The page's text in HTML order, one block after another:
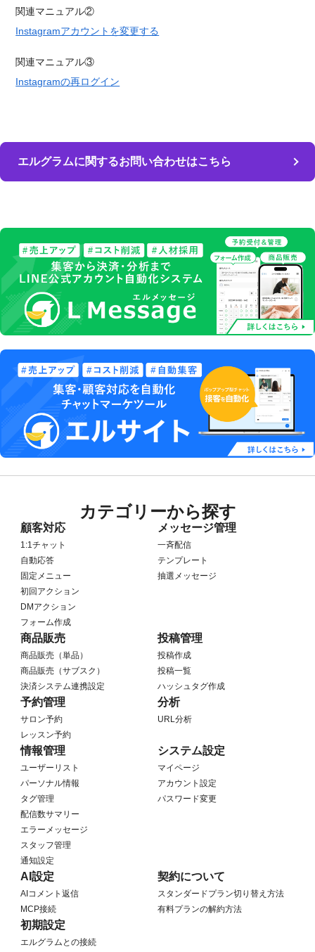
関連マニュアル②
Instagramアカウントを変更する
関連マニュアル③
Instagramの再ログイン
エルグラムに関するお問い合わせはこちら
カテゴリーから探す
顧客対応
1:1チャット
自動応答
固定メニュー
初回アクション
DMアクション
フォーム作成
メッセージ管理
一斉配信
テンプレート
抽選メッセージ
商品販売
商品販売（単品）
商品販売（サブスク）
決済システム連携設定
投稿管理
投稿作成
投稿一覧
ハッシュタグ作成
予約管理
サロン予約
レッスン予約
分析
URL分析
情報管理
ユーザーリスト
パーソナル情報
タグ管理
配信数サマリー
エラーメッセージ
スタッフ管理
通知設定
システム設定
マイページ
アカウント設定
パスワード変更
AI設定
AIコメント返信
MCP接続
契約について
スタンダードプラン切り替え方法
有料プランの解約方法
初期設定
エルグラムとの接続